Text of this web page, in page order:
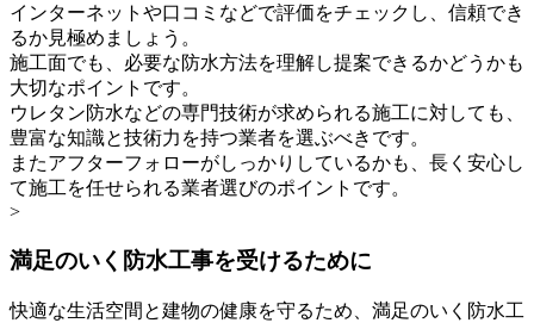
インターネットや口コミなどで評価をチェックし、信頼でき
るか見極めましょう。
施工面でも、必要な防水方法を理解し提案できるかどうかも
大切なポイントです。
ウレタン防水などの専門技術が求められる施工に対しても、
豊富な知識と技術力を持つ業者を選ぶべきです。
またアフターフォローがしっかりしているかも、長く安心し
て施工を任せられる業者選びのポイントです。
>
満足のいく防水工事を受けるために
快適な生活空間と建物の健康を守るため、満足のいく防水工